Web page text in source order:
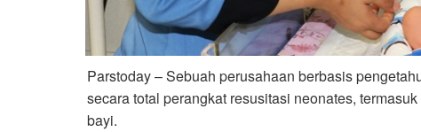
Parstoday – Sebuah perusahaan berbasis
secara total perangkat resusitasi neonates,
bayi.